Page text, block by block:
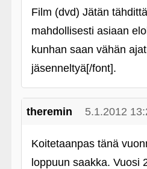
Film (dvd) Jätän
mahdollisesti asiaan
kunhan saan vähän
jäsenneltyä[/font].
theremin 5.1.2012
Koitetaanpas tänä
loppuun saakka. Vuosi